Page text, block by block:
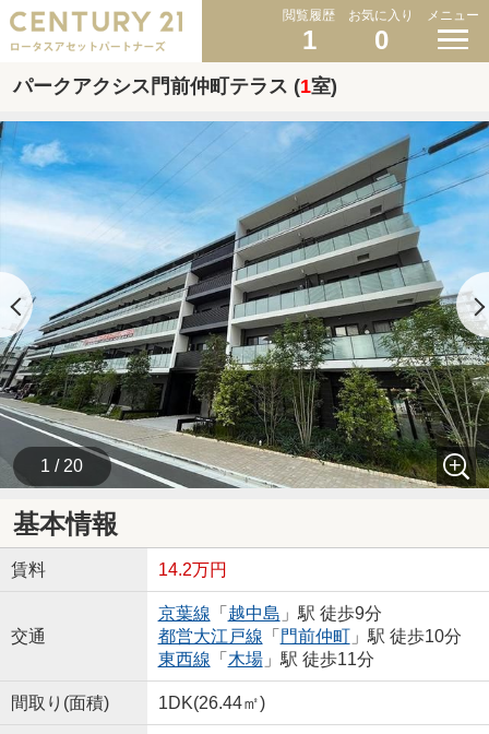
閲覧履歴
1
お気に入り
0
メニュー
パークアクシス門前仲町テラス (1室)
1 / 20
基本情報
賃料 14.2万円
交通
京葉線 「 越中島 」駅 徒歩9分
都営大江戸線 「 門前仲町」駅 徒歩10分
東西線 「 木場」駅 徒歩11分
間取り(面積) 1DK(26.44㎡)